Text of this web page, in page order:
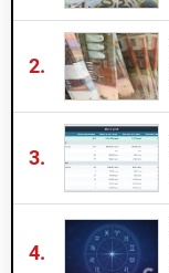
2.
3.
4.